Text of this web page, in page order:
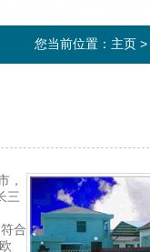
您当前位置： 主页 >
，
三
合